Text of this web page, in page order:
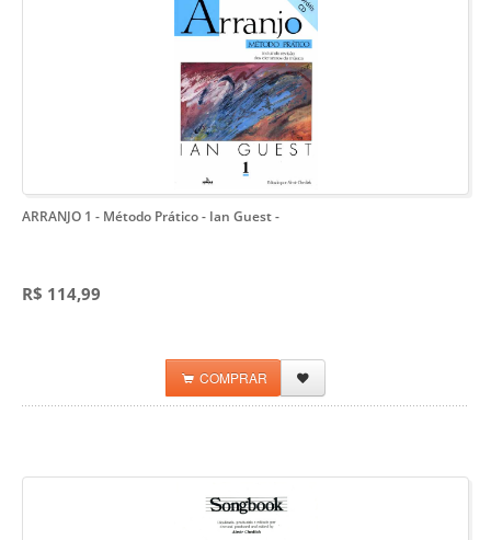
ARRANJO 1 - Método Prático - Ian Guest-
R$ 114,99
COMPRAR